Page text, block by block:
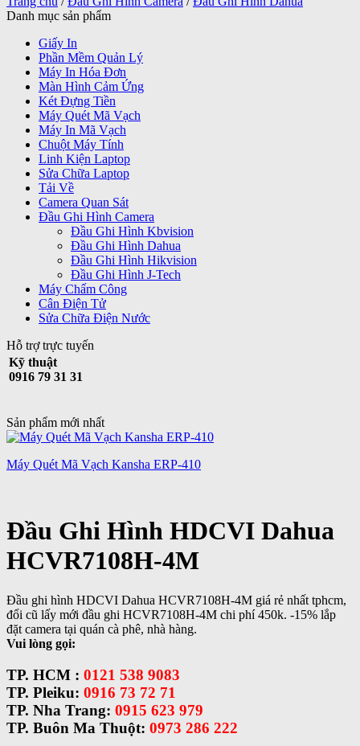
Danh mục sản phẩm
Giấy In
Phần Mềm Quản Lý
Máy In Hóa Đơn
Màn Hình Cảm Ứng
Két Đựng Tiền
Máy Quét Mã Vạch
Máy In Mã Vạch
Chuột Máy Tính
Linh Kiện Laptop
Sửa Chữa Laptop
Tải Về
Camera Quan Sát
Đầu Ghi Hình Camera
Đầu Ghi Hình Kbvision
Đầu Ghi Hình Dahua
Đầu Ghi Hình Hikvision
Đầu Ghi Hình J-Tech
Máy Chấm Công
Cân Điện Tử
Sửa Chữa Điện Nước
Hỗ trợ trực tuyến
Kỹ thuật
0916 79 31 31
Sản phẩm mới nhất
Máy Quét Mã Vạch Kansha ERP-410
Đầu Ghi Hình HDCVI Dahua
HCVR7108H-4M
Đầu ghi hình HDCVI Dahua HCVR7108H-4M giá rẻ nhất tphcm,
đổi cũ lấy mới đầu ghi HCVR7108H-4M chi phí 450k. -15% lắp
đặt camera tại quán cà phê, nhà hàng.
Vui lòng gọi:
TP. HCM : 0121 538 9083
TP. Pleiku: 0916 73 72 71
TP. Nha Trang: 0915 623 979
TP. Buôn Ma Thuột: 0973 286 222